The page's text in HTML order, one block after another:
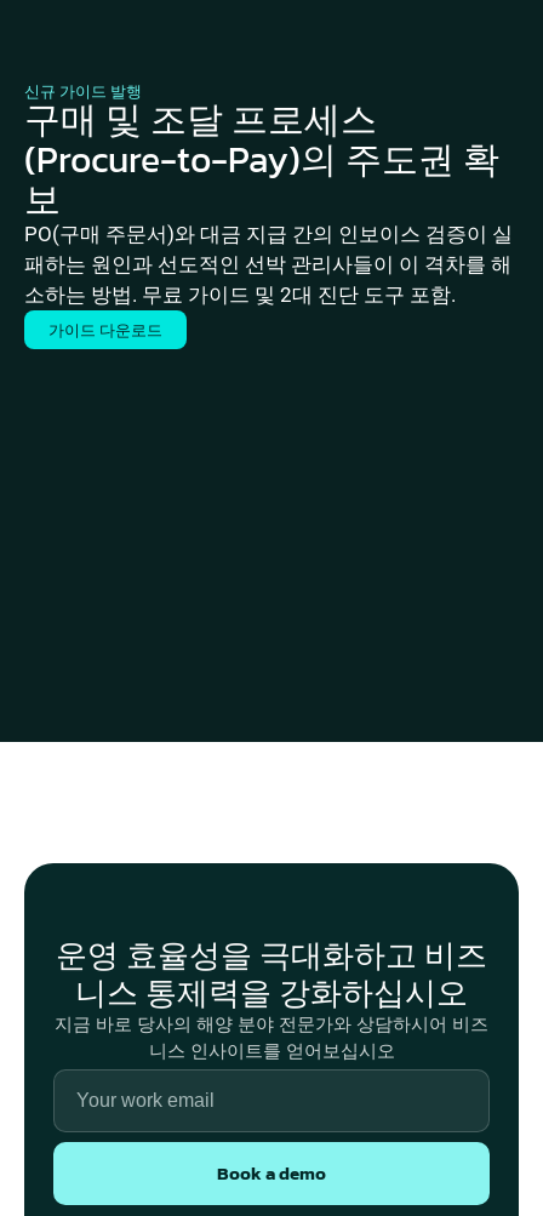
신규 가이드 발행
구매 및 조달 프로세스
(Procure-to-Pay)의 주도권 확
보
PO(구매 주문서)와 대금 지급 간의 인보이스 검증이 실
패하는 원인과 선도적인 선박 관리사들이 이 격차를 해
소하는 방법. 무료 가이드 및 2대 진단 도구 포함.
가이드 다운로드
운영 효율성을 극대화하고 비즈
니스 통제력을 강화하십시오
지금 바로 당사의 해양 분야 전문가와 상담하시어 비즈
니스 인사이트를 얻어보십시오
Book a demo